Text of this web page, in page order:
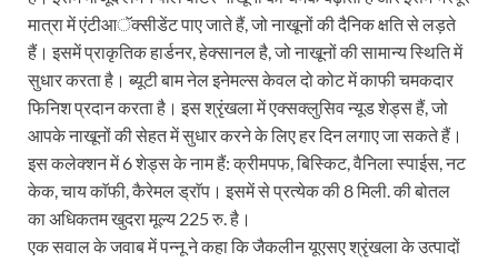
मात्रा में एंटीआॅक्सीडेंट पाए जाते हैं, जो नाखूनों की दैनिक क्षति से लड़ते
हैं। इसमें प्राकृतिक हार्डनर, हेक्सानल है, जो नाखूनों की सामान्य स्थिति में
सुधार करता है। ब्यूटी बाम नेल इनेमल्स केवल दो कोट में काफी चमकदार
फिनिश प्रदान करता है। इस श्रृंखला में एक्सक्लुसिव न्यूड शेड्स हैं, जो
आपके नाखूनों की सेहत में सुधार करने के लिए हर दिन लगाए जा सकते हैं।
इस कलेक्शन में 6 शेड्स के नाम हैं: क्रीमपफ, बिस्किट, वैनिला स्पाईस, नट
केक, चाय काॅफी, कैरेमल ड्राॅप। इसमें से प्रत्येक की 8 मिली. की बोतल
का अधिकतम खुदरा मूल्य 225 रु. है।
एक सवाल के जवाब में पन्नू ने कहा कि जैकलीन यूएसए श्रृंखला के उत्पादों